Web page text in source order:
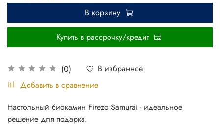
(0)
В избранное
Добавить в сравнение
В корзину
Купить в рассрочку/кредит
Настольный биокамин Firezo Samurai - идеальное
решение для подарка.